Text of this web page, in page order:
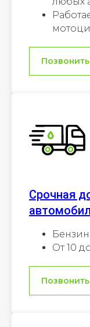
Позвонить
Срочная
От 10
Позвонить